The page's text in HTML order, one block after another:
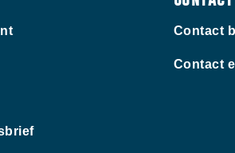
Contact
Contact